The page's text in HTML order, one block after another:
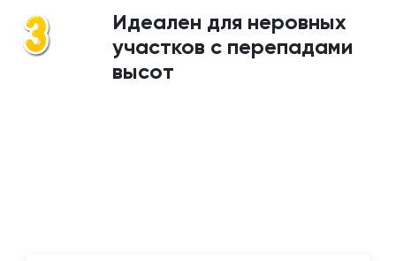
Идеален для неровных
участков с перепадами
высот